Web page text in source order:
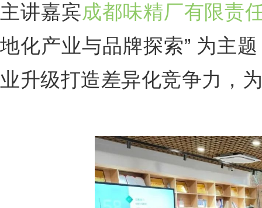
主讲嘉宾成都味精厂有限责
地化产业与品牌探索” 为主
业升级打造差异化竞争力，